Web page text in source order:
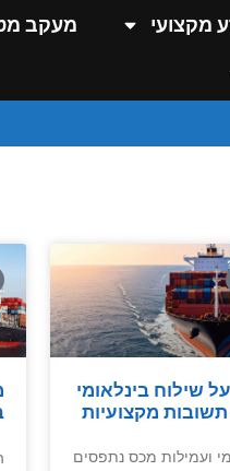
מקצועי מעקב
שילוח בינלאומי
מקצועיות
ועמילות מכס נתפסים